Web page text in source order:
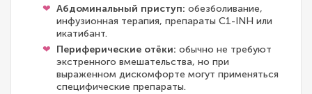
Абдоминальный приступ: обезболивание,
инфузионная терапия, препараты C1-INH или
икатибант.
Периферические отёки: обычно не требуют
экстренного вмешательства, но при
выраженном дискомфорте могут применяться
специфические препараты.